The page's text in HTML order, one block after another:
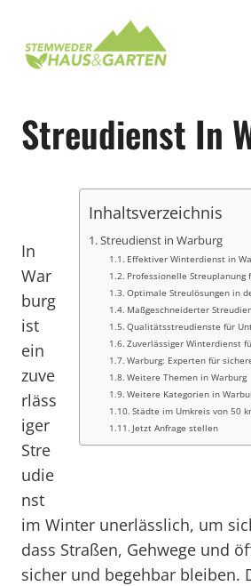
springen
Streudienst In
Inhaltsverzeichnis
Streudienst in Warburg
Effektiver Winterdienst in
Professionelle Streuplanung
Optimale Streulösungen in
Maßgeschneiderter
Qualitätsstreudienste für
Zuverlässiger Winterdienst
Warburg: Experten für
Weitere Themen in Warburg
Weitere Kategorien in
Städte im Umkreis von 50
Jetzt Anfrage stellen
In
War
burg
ist
ein
zuve
rläss
iger
Stre
udie
nst
im Winter unerlässlich, um
dass Straßen, Gehwege und
sicher und begehbar bleiben.